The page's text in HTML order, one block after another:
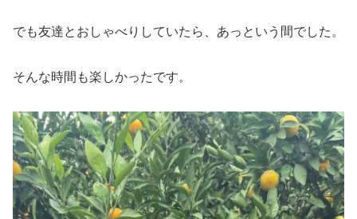
でも友達とおしゃべりしていたら、あっという間でした。
そんな時間も楽しかったです。